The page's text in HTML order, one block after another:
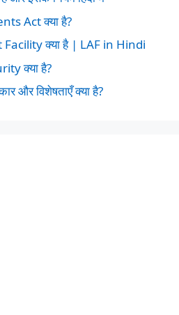
Act क्या है?
क्या है | LAF in Hindi
क्या है?
और विशेषताएँ क्या है?